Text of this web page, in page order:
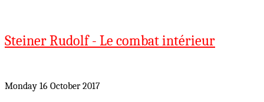
Steiner Rudolf - Le combat intérieur
Monday 16 October 2017